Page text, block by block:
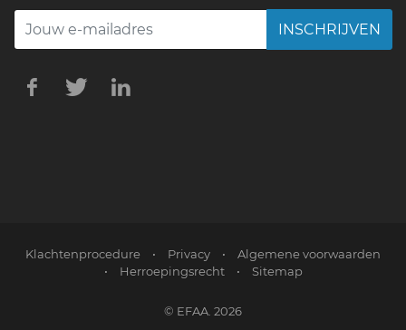
INSCHRIJVEN
Klachtenprocedure • Privacy •
Algemene voorwaarden
•
Herroepingsrecht • Sitemap
© EFAA. 2026